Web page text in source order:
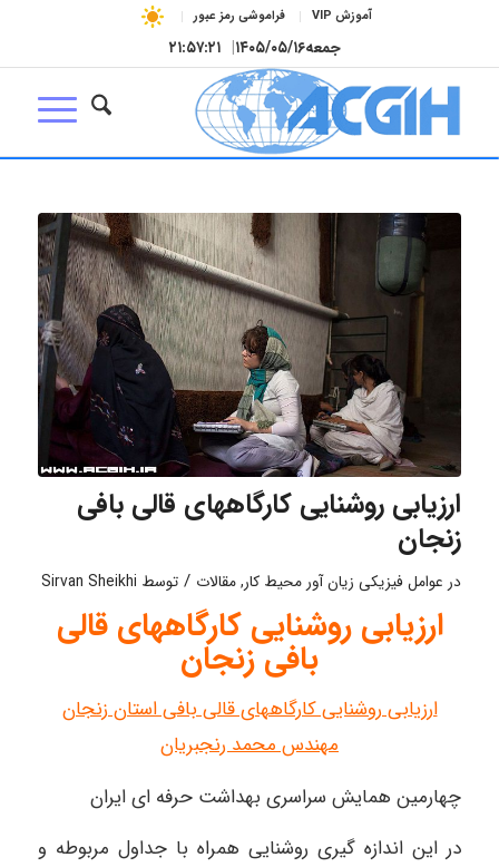
آموزش VIP فراموشی رمز عبور
جمعه۱۴۰۵/۰۵/۱۶| ۲۱:۵۷:۲۱
ارزیابی روشنایی کارگاههای قالی بافی
زنجان
در عوامل فیزیکی زیان آور محیط کار,مقالات / توسط Sirvan Sheikhi
ارزیابی روشنایی کارگاههای قالی
بافی زنجان
ارزیابی روشنایی کارگاههای قالی بافی استان زنجان
مهندس محمد رنجبریان
چهارمین همایش سراسری بهداشت حرفه ای ایران
در این اندازه گیری روشنایی همراه با جداول مربوطه و